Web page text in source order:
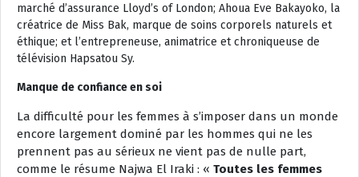
marché d’assurance Lloyd’s of London; Ahoua Eve Bakayoko, la
créatrice de Miss Bak, marque de soins corporels naturels et
éthique; et l’entrepreneuse, animatrice et chroniqueuse de
télévision Hapsatou Sy.
Manque de confiance en soi
La difficulté pour les femmes à s’imposer dans un monde
encore largement dominé par les hommes qui ne les
prennent pas au sérieux ne vient pas de nulle part,
comme le résume Najwa El Iraki : « Toutes les femmes